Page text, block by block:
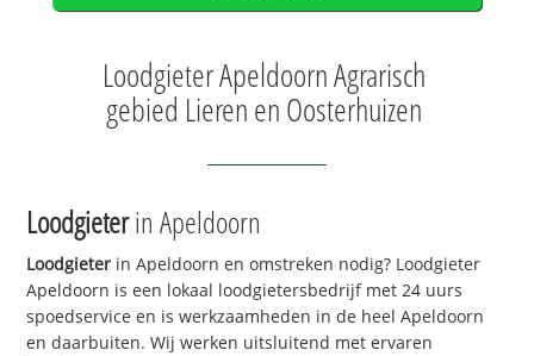
Loodgieter Apeldoorn Agrarisch
gebied Lieren en Oosterhuizen
Loodgieterin Apeldoorn
Loodgieter in Apeldoorn en omstreken nodig? Loodgieter
Apeldoorn is een lokaal loodgietersbedrijf met 24 uurs
spoedservice en is werkzaamheden in de heel Apeldoorn
en daarbuiten. Wij werken uitsluitend met ervaren